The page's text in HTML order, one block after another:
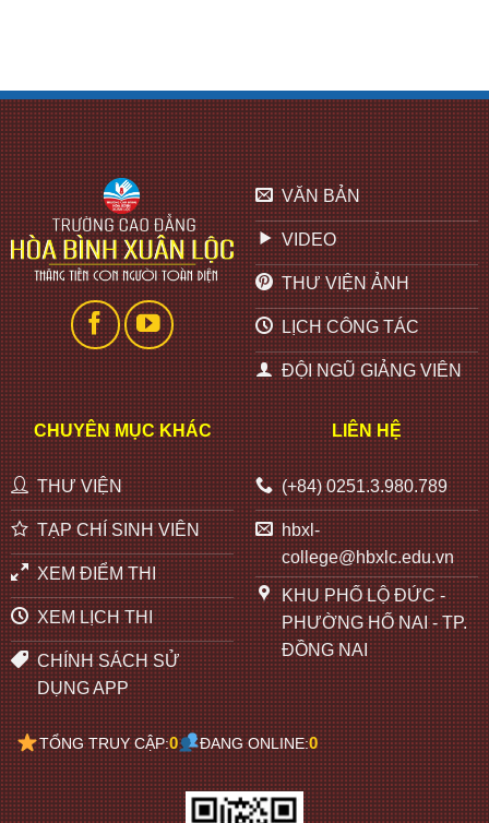
VĂN BẢN
VIDEO
THƯ VIỆN ẢNH
LỊCH CÔNG TÁC
ĐỘI NGŨ GIẢNG VIÊN
CHUYÊN MỤC KHÁC
THƯ VIỆN
TẠP CHÍ SINH VIÊN
XEM ĐIỂM THI
XEM LỊCH THI
CHÍNH SÁCH SỬ
DỤNG APP
LIÊN HỆ
(+84) 0251.3.980.789
hbxl-
college@hbxlc.edu.vn
KHU PHỐ LỘ ĐỨC -
PHƯỜNG HỐ NAI - TP.
ĐỒNG NAI
TỔNG TRUY CẬP:0 ĐANG ONLINE:0